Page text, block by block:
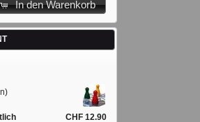
In den Warenkorb
CHF 12.90